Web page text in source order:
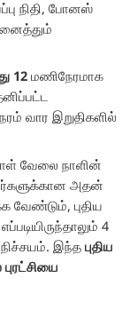
நிதி, போனஸ்
12மணிநேரமாக
வார இறுதிகளில்
வேலை நாளின்
அதன்
வேண்டும், புதிய
4
இந்தபுதிய